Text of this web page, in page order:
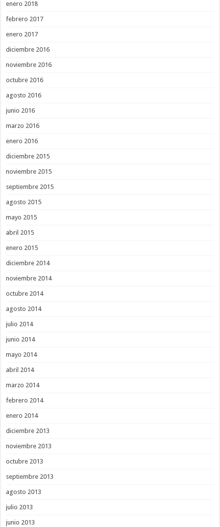
enero 2018
febrero 2017
enero 2017
diciembre 2016
noviembre 2016
octubre 2016
agosto 2016
junio 2016
marzo 2016
enero 2016
diciembre 2015
noviembre 2015
septiembre 2015
agosto 2015
mayo 2015
abril 2015
enero 2015
diciembre 2014
noviembre 2014
octubre 2014
agosto 2014
julio 2014
junio 2014
mayo 2014
abril 2014
marzo 2014
febrero 2014
enero 2014
diciembre 2013
noviembre 2013
octubre 2013
septiembre 2013
agosto 2013
julio 2013
junio 2013